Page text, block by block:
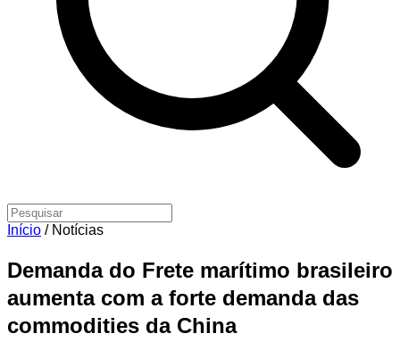
Início / Notícias
Demanda do Frete marítimo brasileiro
aumenta com a forte demanda das
commodities da China